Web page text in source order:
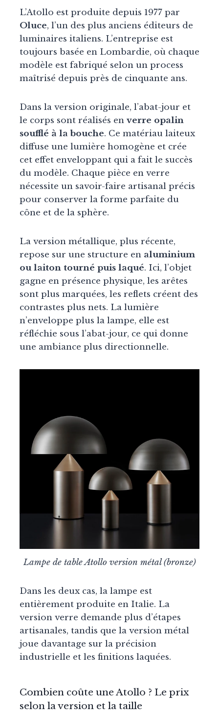
L’Atollo est produite depuis 1977 par
Oluce, l’un des plus anciens éditeurs de
luminaires italiens. L’entreprise est
toujours basée en Lombardie, où chaque
modèle est fabriqué selon un process
maîtrisé depuis près de cinquante ans.
Dans la version originale, l’abat-jour et
le corps sont réalisés en verre opalin
soufflé à la bouche. Ce matériau laiteux
diffuse une lumière homogène et crée
cet effet enveloppant qui a fait le succès
du modèle. Chaque pièce en verre
nécessite un savoir-faire artisanal précis
pour conserver la forme parfaite du
cône et de la sphère.
La version métallique, plus récente,
repose sur une structure en aluminium
ou laiton tourné puis laqué. Ici, l’objet
gagne en présence physique, les arêtes
sont plus marquées, les reflets créent des
contrastes plus nets. La lumière
n’enveloppe plus la lampe, elle est
réfléchie sous l’abat-jour, ce qui donne
une ambiance plus directionnelle.
Lampe de table Atollo version métal (bronze)
Dans les deux cas, la lampe est
entièrement produite en Italie. La
version verre demande plus d’étapes
artisanales, tandis que la version métal
joue davantage sur la précision
industrielle et les finitions laquées.
Combien coûte une Atollo ? Le prix
selon la version et la taille